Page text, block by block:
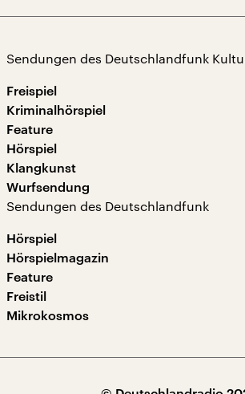
Sendungen des Deutschlandfunk
Freispiel
Kriminalhörspiel
Feature
Hörspiel
Klangkunst
Wurfsendung
Sendungen des Deutschlandfunk
Hörspiel
Hörspielmagazin
Feature
Freistil
Mikrokosmos